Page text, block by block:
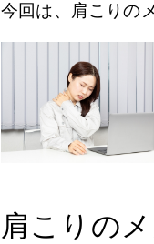
今回は、肩こりの
肩こりの